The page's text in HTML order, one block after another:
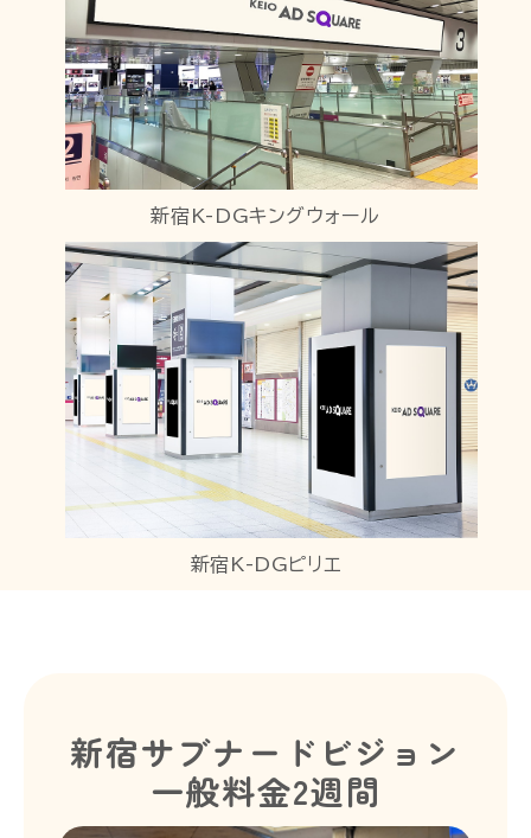
新宿K-DGキングウォール
新宿K-DGピリエ
新宿サブナードビジョン
一般料金2週間